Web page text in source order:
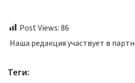
Post Views:86
Наша редакция участвует в
Теги: